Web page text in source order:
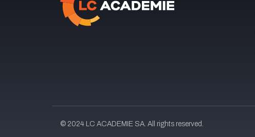
© 2024 LC ACADEMIE SA. All rights reserved.